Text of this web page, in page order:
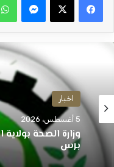
اخبار
5 أغسطس، 2026
وزارة الصحة
برس